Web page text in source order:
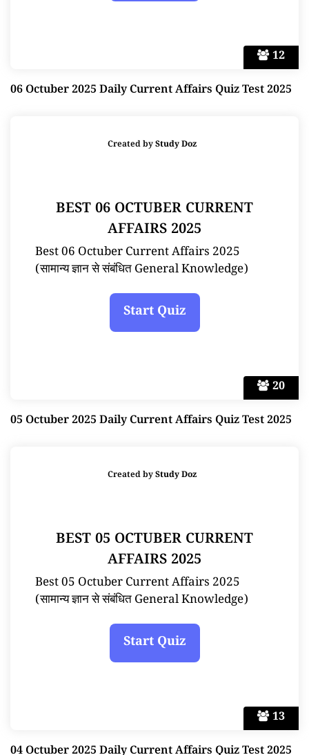
12
06 Octuber 2025 Daily Current Affairs Quiz Test 2025
20
Created byStudy Doz
BEST 06 OCTUBER CURRENT
AFFAIRS 2025
Best 06 Octuber Current Affairs 2025
(सामान्य ज्ञान से संबंधित General Knowledge)
05 Octuber 2025 Daily Current Affairs Quiz Test 2025
13
Created byStudy Doz
BEST 05 OCTUBER CURRENT
AFFAIRS 2025
Best 05 Octuber Current Affairs 2025
(सामान्य ज्ञान से संबंधित General Knowledge)